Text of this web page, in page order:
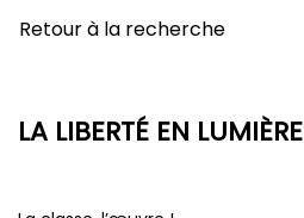
Retour à la recherche
LA LIBERTÉ EN LUMIÈRE